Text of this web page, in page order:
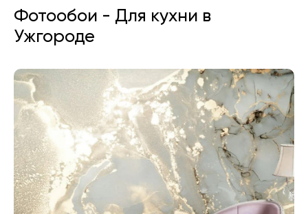
Фотообои - Для кухни в
Ужгороде